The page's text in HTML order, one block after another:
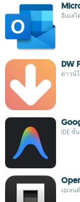
อีเมล
DW
ดาวน์
IDE ขั้
เอเจ